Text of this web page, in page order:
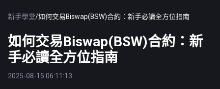
新手學堂/如何交易Biswap(BSW)合約：新手必讀全方位指南
如何交易Biswap(BSW)合約：新
手必讀全方位指南
2025-08-15 06:11:13